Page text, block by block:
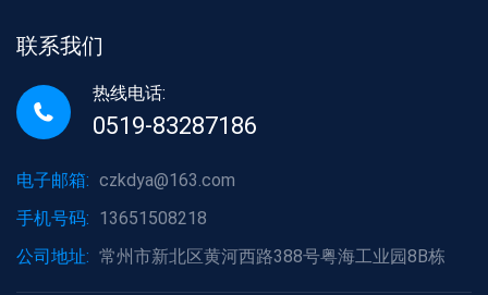
联系我们
热线电话:
0519-83287186
电子邮箱: czkdya@163.com
手机号码: 13651508218
公司地址: 常州市新北区黄河西路388号粤海工业园8B栋